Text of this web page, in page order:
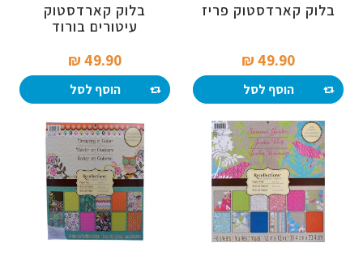
בלוק קארדסטוק פריז
49.90 ₪‎
הוסף לסל
בלוק קארדסטוק
עיטורים בורוד
49.90 ₪‎
הוסף לסל